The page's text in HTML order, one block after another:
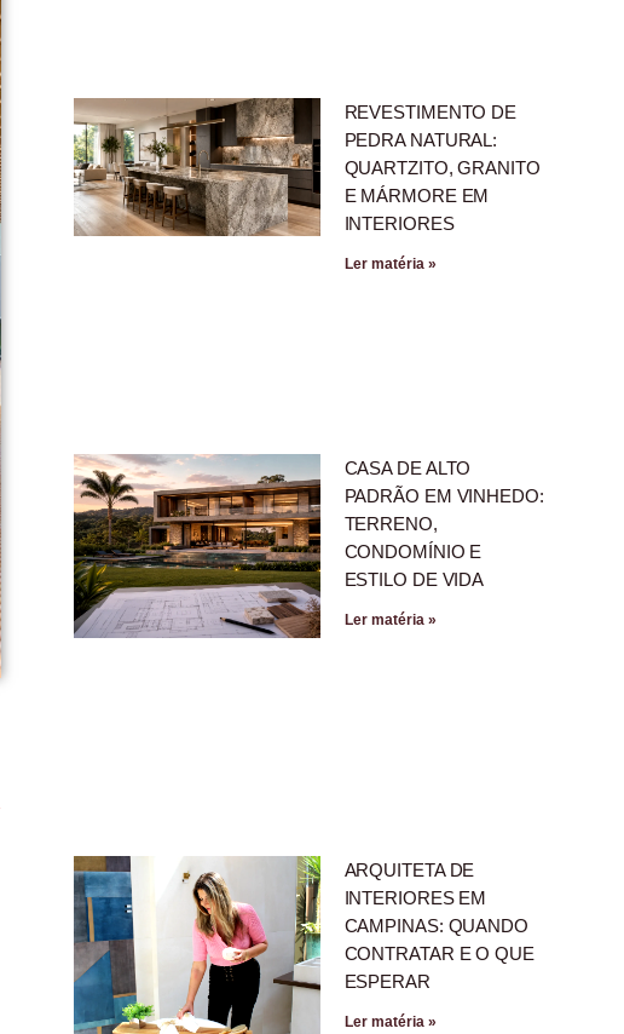
REVESTIMENTO DE
PEDRA NATURAL:
QUARTZITO, GRANITO
E MÁRMORE EM
INTERIORES
Ler matéria »
CASA DE ALTO
PADRÃO EM VINHEDO:
TERRENO,
CONDOMÍNIO E
ESTILO DE VIDA
Ler matéria »
ARQUITETA DE
INTERIORES EM
CAMPINAS: QUANDO
CONTRATAR E O QUE
ESPERAR
Ler matéria »